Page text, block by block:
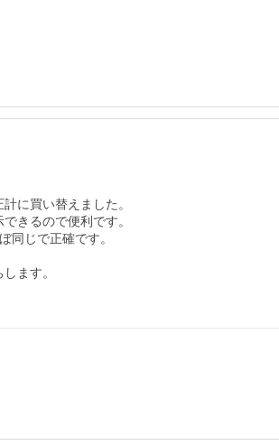
に買い替えました。
きるので便利です。
同じで正確です。
ます。